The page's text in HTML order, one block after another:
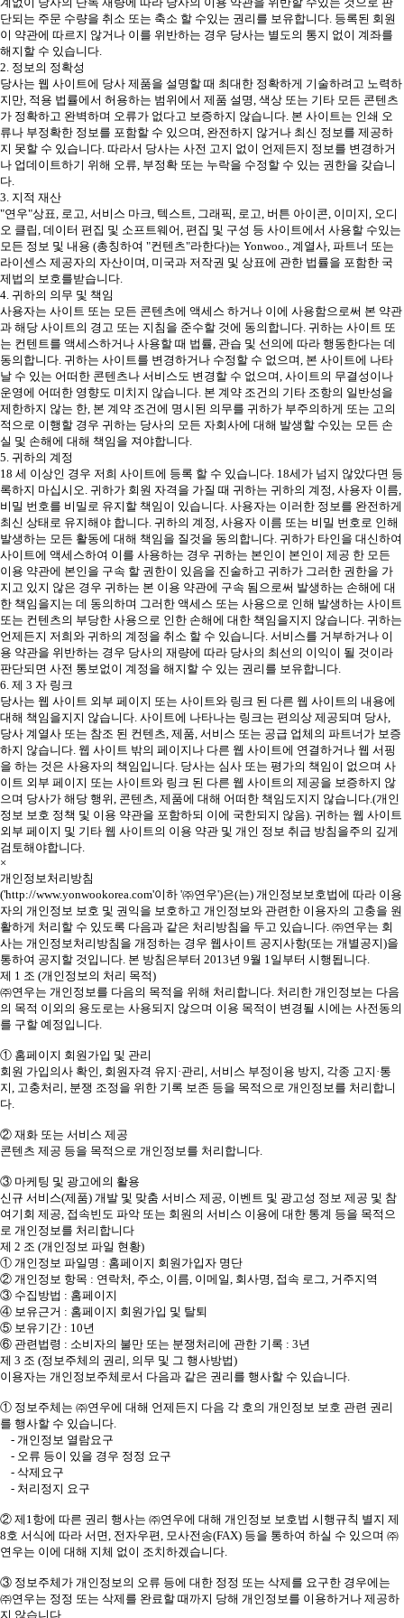
단되는 주문 수량을 취소 또는 축소 할 수있는 권리를 보유합니다. 등록된 회원
이 약관에 따르지 않거나 이를 위반하는 경우 당사는 별도의 통지 없이 계좌를
해지할 수 있습니다.
2. 정보의 정확성
당사는 웹 사이트에 당사 제품을 설명할 때 최대한 정확하게 기술하려고 노력하
지만, 적용 법률에서 허용하는 범위에서 제품 설명, 색상 또는 기타 모든 콘텐츠
가 정확하고 완벽하며 오류가 없다고 보증하지 않습니다. 본 사이트는 인쇄 오
류나 부정확한 정보를 포함할 수 있으며, 완전하지 않거나 최신 정보를 제공하
지 못할 수 있습니다. 따라서 당사는 사전 고지 없이 언제든지 정보를 변경하거
나 업데이트하기 위해 오류, 부정확 또는 누락을 수정할 수 있는 권한을 갖습니
다.
3. 지적 재산
"연우"상표, 로고, 서비스 마크, 텍스트, 그래픽, 로고, 버튼 아이콘, 이미지, 오디
오 클립, 데이터 편집 및 소프트웨어, 편집 및 구성 등 사이트에서 사용할 수있는
모든 정보 및 내용 (총칭하여 "컨텐츠"라한다)는 Yonwoo., 계열사, 파트너 또는
라이센스 제공자의 자산이며, 미국과 저작권 및 상표에 관한 법률을 포함한 국
제법의 보호를받습니다.
4. 귀하의 의무 및 책임
사용자는 사이트 또는 모든 콘텐츠에 액세스 하거나 이에 사용함으로써 본 약관
과 해당 사이트의 경고 또는 지침을 준수할 것에 동의합니다. 귀하는 사이트 또
는 컨텐트를 액세스하거나 사용할 때 법률, 관습 및 선의에 따라 행동한다는 데
동의합니다. 귀하는 사이트를 변경하거나 수정할 수 없으며, 본 사이트에 나타
날 수 있는 어떠한 콘텐츠나 서비스도 변경할 수 없으며, 사이트의 무결성이나
운영에 어떠한 영향도 미치지 않습니다. 본 계약 조건의 기타 조항의 일반성을
제한하지 않는 한, 본 계약 조건에 명시된 의무를 귀하가 부주의하게 또는 고의
적으로 이행할 경우 귀하는 당사의 모든 자회사에 대해 발생할 수있는 모든 손
실 및 손해에 대해 책임을 져야합니다.
5. 귀하의 계정
18 세 이상인 경우 저희 사이트에 등록 할 수 있습니다. 18세가 넘지 않았다면 등
록하지 마십시오. 귀하가 회원 자격을 가질 때 귀하는 귀하의 계정, 사용자 이름,
비밀 번호를 비밀로 유지할 책임이 있습니다. 사용자는 이러한 정보를 완전하게
최신 상태로 유지해야 합니다. 귀하의 계정, 사용자 이름 또는 비밀 번호로 인해
발생하는 모든 활동에 대해 책임을 질것을 동의합니다. 귀하가 타인을 대신하여
사이트에 액세스하여 이를 사용하는 경우 귀하는 본인이 본인이 제공 한 모든
이용 약관에 본인을 구속 할 권한이 있음을 진술하고 귀하가 그러한 권한을 가
지고 있지 않은 경우 귀하는 본 이용 약관에 구속 됨으로써 발생하는 손해에 대
한 책임을지는 데 동의하며 그러한 액세스 또는 사용으로 인해 발생하는 사이트
또는 컨텐츠의 부당한 사용으로 인한 손해에 대한 책임을지지 않습니다. 귀하는
언제든지 저희와 귀하의 계정을 취소 할 수 있습니다. 서비스를 거부하거나 이
용 약관을 위반하는 경우 당사의 재량에 따라 당사의 최선의 이익이 될 것이라
판단되면 사전 통보없이 계정을 해지할 수 있는 권리를 보유합니다.
6. 제 3 자 링크
당사는 웹 사이트 외부 페이지 또는 사이트와 링크 된 다른 웹 사이트의 내용에
대해 책임을지지 않습니다. 사이트에 나타나는 링크는 편의상 제공되며 당사,
당사 계열사 또는 참조 된 컨텐츠, 제품, 서비스 또는 공급 업체의 파트너가 보증
하지 않습니다. 웹 사이트 밖의 페이지나 다른 웹 사이트에 연결하거나 웹 서핑
을 하는 것은 사용자의 책임입니다. 당사는 심사 또는 평가의 책임이 없으며 사
이트 외부 페이지 또는 사이트와 링크 된 다른 웹 사이트의 제공을 보증하지 않
으며 당사가 해당 행위, 콘텐츠, 제품에 대해 어떠한 책임도지지 않습니다.(개인
정보 보호 정책 및 이용 약관을 포함하되 이에 국한되지 않음). 귀하는 웹 사이트
외부 페이지 및 기타 웹 사이트의 이용 약관 및 개인 정보 취급 방침을주의 깊게
검토해야합니다.
×
개인정보처리방침
('http://www.yonwookorea.com'이하 '㈜연우')은(는) 개인정보보호법에 따라 이용
자의 개인정보 보호 및 권익을 보호하고 개인정보와 관련한 이용자의 고충을 원
활하게 처리할 수 있도록 다음과 같은 처리방침을 두고 있습니다. ㈜연우는 회
사는 개인정보처리방침을 개정하는 경우 웹사이트 공지사항(또는 개별공지)을
통하여 공지할 것입니다. 본 방침은부터 2013년 9월 1일부터 시행됩니다.
제 1 조 (개인정보의 처리 목적)
㈜연우는 개인정보를 다음의 목적을 위해 처리합니다. 처리한 개인정보는 다음
의 목적 이외의 용도로는 사용되지 않으며 이용 목적이 변경될 시에는 사전동의
를 구할 예정입니다.
① 홈페이지 회원가입 및 관리
회원 가입의사 확인, 회원자격 유지·관리, 서비스 부정이용 방지, 각종 고지·통
지, 고충처리, 분쟁 조정을 위한 기록 보존 등을 목적으로 개인정보를 처리합니
다.
② 재화 또는 서비스 제공
콘텐츠 제공 등을 목적으로 개인정보를 처리합니다.
③ 마케팅 및 광고에의 활용
신규 서비스(제품) 개발 및 맞춤 서비스 제공, 이벤트 및 광고성 정보 제공 및 참
여기회 제공, 접속빈도 파악 또는 회원의 서비스 이용에 대한 통계 등을 목적으
로 개인정보를 처리합니다
제 2 조 (개인정보 파일 현황)
① 개인정보 파일명 : 홈페이지 회원가입자 명단
② 개인정보 항목 : 연락처, 주소, 이름, 이메일, 회사명, 접속 로그, 거주지역
③ 수집방법 : 홈페이지
④ 보유근거 : 홈페이지 회원가입 및 탈퇴
⑤ 보유기간 : 10년
⑥ 관련법령 : 소비자의 불만 또는 분쟁처리에 관한 기록 : 3년
제 3 조 (정보주체의 권리, 의무 및 그 행사방법)
이용자는 개인정보주체로서 다음과 같은 권리를 행사할 수 있습니다.
① 정보주체는 ㈜연우에 대해 언제든지 다음 각 호의 개인정보 보호 관련 권리
를 행사할 수 있습니다.
- 개인정보 열람요구
- 오류 등이 있을 경우 정정 요구
- 삭제요구
- 처리정지 요구
② 제1항에 따른 권리 행사는 ㈜연우에 대해 개인정보 보호법 시행규칙 별지 제
8호 서식에 따라 서면, 전자우편, 모사전송(FAX) 등을 통하여 하실 수 있으며 ㈜
연우는 이에 대해 지체 없이 조치하겠습니다.
③ 정보주체가 개인정보의 오류 등에 대한 정정 또는 삭제를 요구한 경우에는
㈜연우는 정정 또는 삭제를 완료할 때까지 당해 개인정보를 이용하거나 제공하
지 않습니다.